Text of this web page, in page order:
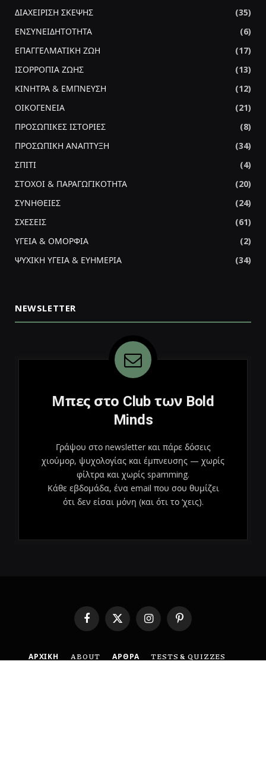
ΔΙΑΧΕΙΡΙΣΗ ΣΚΕΨΗΣ
(35)
ΕΝΣΥΝΕΙΔΗΤΟΤΗΤΑ
(6)
ΕΠΑΓΓΕΛΜΑΤΙΚΗ ΖΩΗ
(17)
ΙΣΟΡΡΟΠΙΑ ΖΩΗΣ
(13)
ΚΙΝΗΤΡΑ & ΕΜΠΝΕΥΣΗ
(12)
ΟΙΚΟΓΕΝΕΙΑ
(21)
ΠΡΟΣΩΠΙΚΕΣ ΙΣΤΟΡΙΕΣ
(8)
ΠΡΟΣΩΠΙΚΗ ΑΝΑΠΤΥΞΗ
(34)
ΣΠΙΤΙ
(4)
ΣΤΟΧΟΙ & ΠΑΡΑΓΩΓΙΚΟΤΗΤΑ
(20)
ΣΥΝΗΘΕΙΕΣ
(24)
ΣΧΕΣΕΙΣ
(61)
ΥΓΕΙΑ & ΟΜΟΡΦΙΑ
(2)
ΨΥΧΙΚΗ ΥΓΕΙΑ & ΕΥΗΜΕΡΙΑ
(34)
NEWSLETTER
Μπες στο Club των Bold
Minds
Γράψου στο newsletter και πάρε δόσεις
χιούμορ, ψυχολογίας και έμπνευσης — χωρίς
φίλτρα και χωρίς spamming.
Κάθε εβδομάδα, ένα email που σου θυμίζει
ότι δεν είσαι μόνη (και ότι το ‘χεις).
Facebook
X
(Twitter)
InstagramPinterest
ΑΡΧΙΚΗ ABOUT ΑΡΘΡΑ
TESTS & QUIZZES